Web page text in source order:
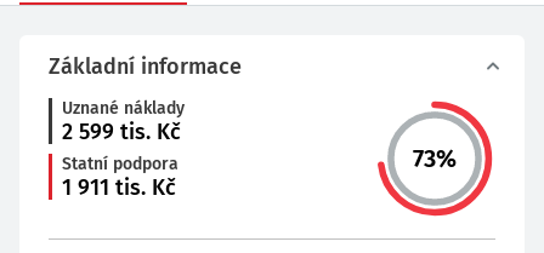
Základní informace
Uznané náklady
2 599 tis. Kč
Statní podpora
1 911 tis. Kč
73%